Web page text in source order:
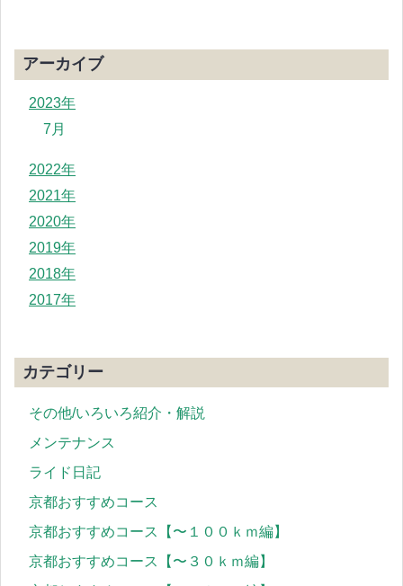
アーカイブ
2023年
7月
2022年
2021年
2020年
2019年
2018年
2017年
カテゴリー
その他/いろいろ紹介・解説
メンテナンス
ライド日記
京都おすすめコース
京都おすすめコース【〜１００ｋｍ編】
京都おすすめコース【〜３０ｋｍ編】